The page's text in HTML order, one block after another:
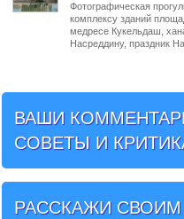
Фотографическая
комплексу зданий
медресе Кукельдаш,
Насреддину, праздник
ВАШИ
СОВЕТЫ И
РАССКАЖИ